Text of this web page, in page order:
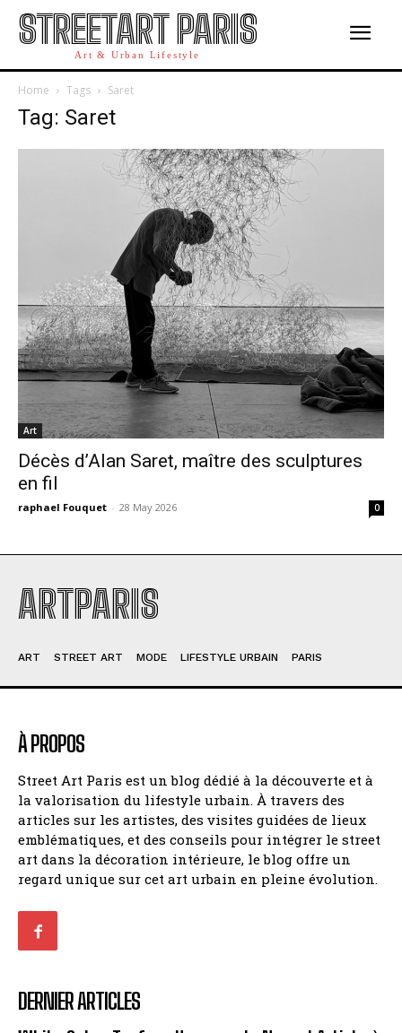
STREETART PARIS
Art & Urban Lifestyle
Home Tags Saret
Tag: Saret
Art
Décès d’Alan Saret, maître des sculptures
en fil
raphael Fouquet - 28 May 2026 0
ARTPARIS
ART STREET ART MODE LIFESTYLE URBAIN PARIS
À PROPOS
Street Art Paris est un blog dédié à la découverte et à
la valorisation du lifestyle urbain. À travers des
articles sur les artistes, des visites guidées de lieux
emblématiques, et des conseils pour intégrer le street
art dans la décoration intérieure, le blog offre un
regard unique sur cet art urbain en pleine évolution.
DERNIER ARTICLES